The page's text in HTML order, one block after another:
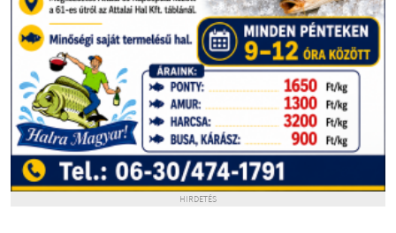
HIRDETÉS